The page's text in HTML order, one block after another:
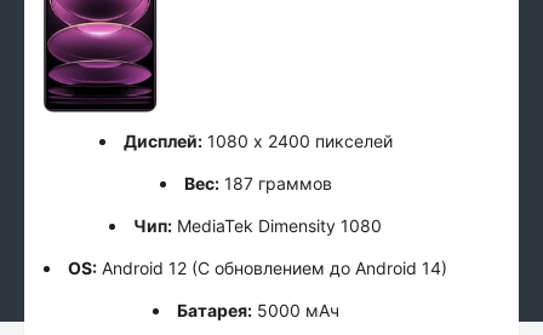
Дисплей:1080 x 2400 пикселей
Вес:187 граммов
Чип: MediaTek Dimensity 1080
OS: Android 12 (С обновлением до Android 14)
Батарея:5000 мАч